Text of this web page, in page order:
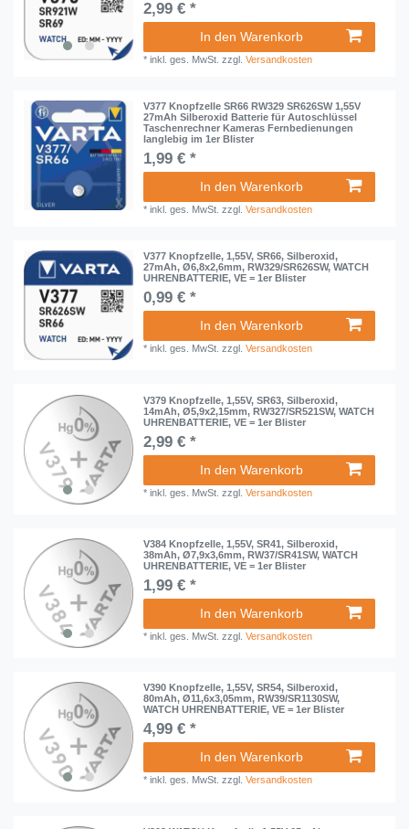
2,99 € *
In den Warenkorb
*inkl. ges. MwSt. zzgl.Versandkosten
V377 Knopfzelle SR66 RW329 SR626SW 1,55V
27mAh Silberoxid Batterie für Autoschlüssel
Taschenrechner Kameras Fernbedienungen
langlebig im 1er Blister
1,99 € *
In den Warenkorb
*inkl. ges. MwSt. zzgl.Versandkosten
V377 Knopfzelle, 1,55V, SR66, Silberoxid,
27mAh, Ø6,8x2,6mm, RW329/SR626SW, WATCH
UHRENBATTERIE, VE = 1er Blister
0,99 € *
In den Warenkorb
*inkl. ges. MwSt. zzgl.Versandkosten
V379 Knopfzelle, 1,55V, SR63, Silberoxid,
14mAh, Ø5,9x2,15mm, RW327/SR521SW, WATCH
UHRENBATTERIE, VE = 1er Blister
2,99 € *
In den Warenkorb
*inkl. ges. MwSt. zzgl.Versandkosten
V384 Knopfzelle, 1,55V, SR41, Silberoxid,
38mAh, Ø7,9x3,6mm, RW37/SR41SW, WATCH
UHRENBATTERIE, VE = 1er Blister
1,99 € *
In den Warenkorb
*inkl. ges. MwSt. zzgl.Versandkosten
V390 Knopfzelle, 1,55V, SR54, Silberoxid,
80mAh, Ø11,6x3,05mm, RW39/SR1130SW,
WATCH UHRENBATTERIE, VE = 1er Blister
4,99 € *
In den Warenkorb
*inkl. ges. MwSt. zzgl.Versandkosten